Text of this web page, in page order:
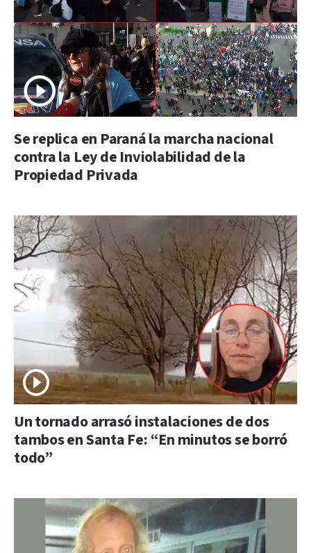
Se replica en Paraná la marcha nacional
contra la Ley de Inviolabilidad de la
Propiedad Privada
Un tornado arrasó instalaciones de dos
tambos en Santa Fe: “En minutos se borró
todo”